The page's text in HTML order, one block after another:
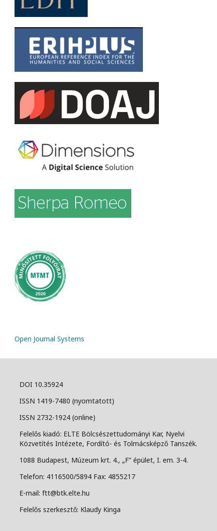
Open Journal Systems
DOI 10.35924
ISSN 1419-7480 (nyomtatott)
ISSN 2732-1924 (online)
Felelős kiadó: ELTE Bölcsészettudományi Kar, Nyelvi
Közvetítés Intézete, Fordító- és Tolmácsképző Tanszék.
1088 Budapest, Múzeum krt. 4., „F” épület, I. em. 3-4.
Telefon: 4116500/5894 Fax: 4855217
E-mail: ftt@btk.elte.hu
Felelős szerkesztő: Klaudy Kinga